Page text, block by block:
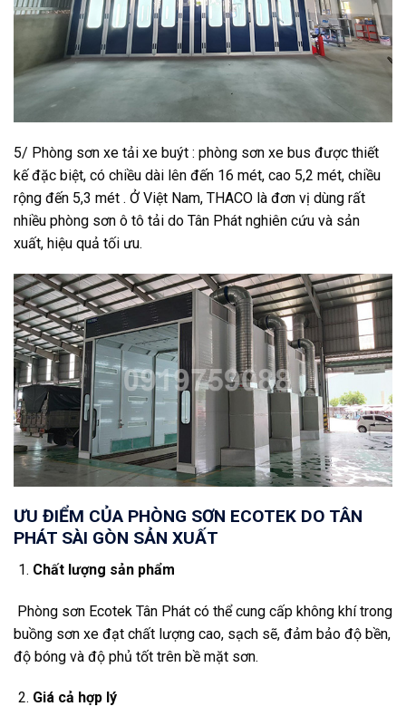
5/ Phòng sơn xe tải xe buýt : phòng sơn xe bus được thiết
kế đặc biệt, có chiều dài lên đến 16 mét, cao 5,2 mét, chiều
rộng đến 5,3 mét . Ở Việt Nam, THACO là đơn vị dùng rất
nhiều phòng sơn ô tô tải do Tân Phát nghiên cứu và sản
xuất, hiệu quả tối ưu.
ƯU ĐIỂM CỦA PHÒNG SƠN ECOTEK DO TÂN
PHÁT SÀI GÒN SẢN XUẤT
Chất lượng sản phẩm
Phòng sơn Ecotek Tân Phát có thể cung cấp không khí trong
buồng sơn xe đạt chất lượng cao, sạch sẽ, đảm bảo độ bền,
độ bóng và độ phủ tốt trên bề mặt sơn.
Giá cả hợp lý